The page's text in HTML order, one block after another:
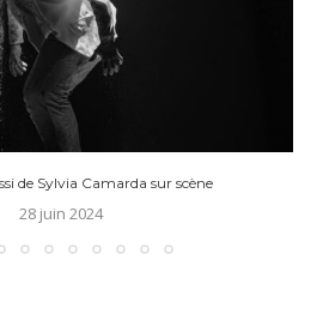
de Sylvia Camarda sur scène
28 juin 2024